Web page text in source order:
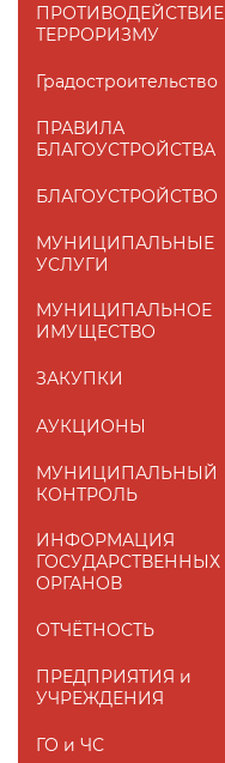
ПРОТИВОДЕЙСТВИЕ
ТЕРРОРИЗМУ
Градостроительство
ПРАВИЛА
БЛАГОУСТРОЙСТВА
БЛАГОУСТРОЙСТВО
МУНИЦИПАЛЬНЫЕ
УСЛУГИ
МУНИЦИПАЛЬНОЕ
ИМУЩЕСТВО
ЗАКУПКИ
АУКЦИОНЫ
МУНИЦИПАЛЬНЫЙ
КОНТРОЛЬ
ИНФОРМАЦИЯ
ГОСУДАРСТВЕННЫХ
ОРГАНОВ
ОТЧЁТНОСТЬ
ПРЕДПРИЯТИЯ и
УЧРЕЖДЕНИЯ
ГО и ЧС